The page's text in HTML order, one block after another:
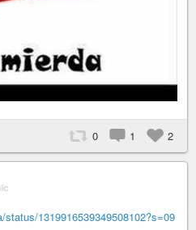
0 1 2
1319916539349508102?s=09